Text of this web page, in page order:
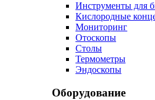
Инструменты для
Кислородные
Мониторинг
Отоскопы
Столы
Термометры
Эндоскопы
Оборудование